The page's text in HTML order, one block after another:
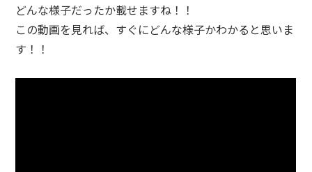
どんな様子だったか載せますね！！
この動画を見れば、すぐにどんな様子かわかると思いま
す！！